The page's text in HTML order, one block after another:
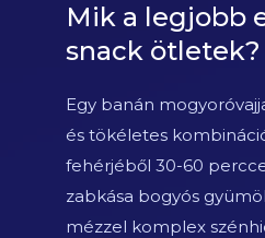
Mik a legjobb
snack ötletek?
Egy banán
és tökéletes
fehérjéből 30-60
zabkása bogyós
mézzel komplex